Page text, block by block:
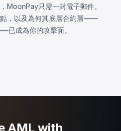
MoonPay只需一封電子郵件。
，以及為何其底層合約層——
已成為你的攻擊面。
AML with